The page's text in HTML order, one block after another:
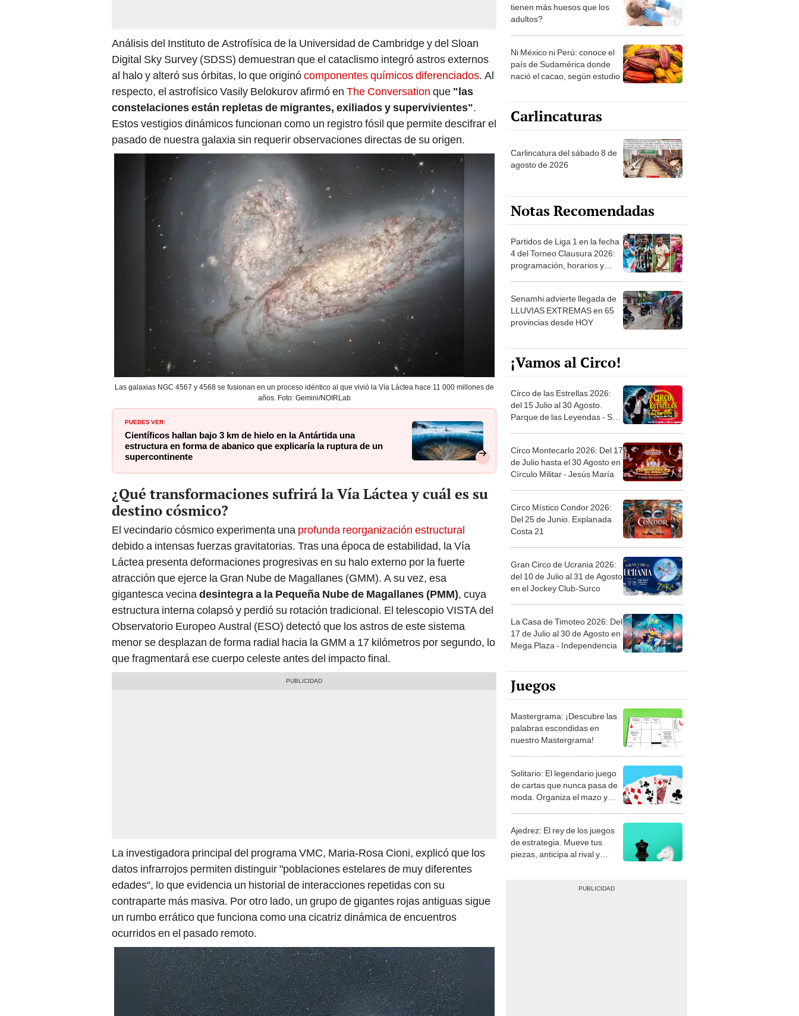
Análisis del Instituto de Astrofísica de la Universidad de Cambridge y del Sloan
Digital Sky Survey (SDSS) demuestran que el cataclismo integró astros externos
al halo y alteró sus órbitas, lo que originócomponentes químicos diferenciados. Al
respecto, el astrofísico Vasily Belokurov afirmó en The Conversation que "las
constelaciones están repletas de migrantes, exiliados y supervivientes".
Estos vestigios dinámicos funcionan como un registro fósil que permite descifrar el
pasado de nuestra galaxia sin requerir observaciones directas de su origen.
Las galaxias NGC 4567 y 4568 se fusionan en un proceso idéntico al que vivió la Vía Láctea hace 11 000 millones de
años. Foto: Gemini/NOIRLab
PUEDES VER:
Científicos hallan bajo 3 km de hielo en la Antártida una
estructura en forma de abanico que explicaría la ruptura de un
supercontinente
¿Qué transformaciones sufrirá la Vía Láctea y cuál es su
destino cósmico?
El vecindario cósmico experimenta una profunda reorganización estructural
debido a intensas fuerzas gravitatorias. Tras una época de estabilidad, la Vía
Láctea presenta deformaciones progresivas en su halo externo por la fuerte
atracción que ejerce la Gran Nube de Magallanes (GMM). A su vez, esa
gigantesca vecinadesintegra a la Pequeña Nube de Magallanes (PMM), cuya
estructura interna colapsó y perdió su rotación tradicional. El telescopio VISTA del
Observatorio Europeo Austral (ESO) detectó que los astros de este sistema
menor se desplazan de forma radial hacia la GMM a 17 kilómetros por segundo, lo
que fragmentará ese cuerpo celeste antes del impacto final.
La investigadora principal del programa VMC, Maria-Rosa Cioni, explicó que los
datos infrarrojos permiten distinguir "poblaciones estelares de muy diferentes
edades", lo que evidencia un historial de interacciones repetidas con su
contraparte más masiva. Por otro lado, un grupo de gigantes rojas antiguas sigue
un rumbo errático que funciona como una cicatriz dinámica de encuentros
ocurridos en el pasado remoto.
tienen más huesos que los
adultos?
Ni México ni Perú: conoce el
país de Sudamérica donde
nació el cacao, según estudio
Carlincaturas
Carlincatura del sábado 8 de
agosto de 2026
Notas Recomendadas
Partidos de Liga 1 en la fecha
4 del Torneo Clausura 2026:
programación, horarios y
Senamhi advierte llegada de
LLUVIAS EXTREMAS en 65
provincias desde HOY
¡Vamos al Circo!
Circo de las Estrellas 2026:
del 15 Julio al 30 Agosto.
Parque de las Leyendas - San
Circo Montecarlo 2026: Del 17
de Julio hasta el 30 Agosto en
Círculo Militar - Jesús María
Circo Místico Condor 2026:
Del 25 de Junio. Explanada
Costa 21
Gran Circo de Ucrania 2026:
del 10 de Julio al 31 de Agosto
en el Jockey Club-Surco
La Casa de Timoteo 2026: Del
17 de Julio al 30 de Agosto en
Mega Plaza - Independencia
Juegos
Mastergrama: ¡Descubre las
palabras escondidas en
nuestro Mastergrama!
Solitario: El legendario juego
de cartas que nunca pasa de
moda. Organiza el mazo y
Ajedrez: El rey de los juegos
de estrategia. Mueve tus
piezas, anticipa al rival y